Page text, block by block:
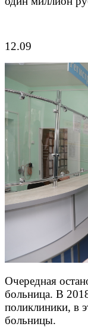
12.09
Очередная
больница. В
поликлиники, в
больницы.